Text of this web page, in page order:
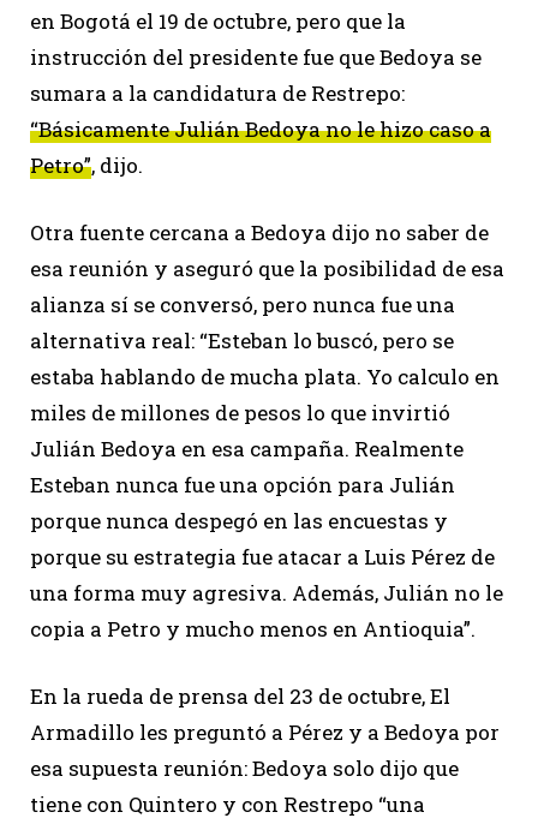
en Bogotá el 19 de octubre, pero que la
instrucción del presidente fue que Bedoya se
sumara a la candidatura de Restrepo:
“Básicamente Julián Bedoya no le hizo caso a
Petro”, dijo.
Otra fuente cercana a Bedoya dijo no saber de
esa reunión y aseguró que la posibilidad de esa
alianza sí se conversó, pero nunca fue una
alternativa real: “Esteban lo buscó, pero se
estaba hablando de mucha plata. Yo calculo en
miles de millones de pesos lo que invirtió
Julián Bedoya en esa campaña. Realmente
Esteban nunca fue una opción para Julián
porque nunca despegó en las encuestas y
porque su estrategia fue atacar a Luis Pérez de
una forma muy agresiva. Además, Julián no le
copia a Petro y mucho menos en Antioquia”.
En la rueda de prensa del 23 de octubre, El
Armadillo les preguntó a Pérez y a Bedoya por
esa supuesta reunión: Bedoya solo dijo que
tiene con Quintero y con Restrepo “una